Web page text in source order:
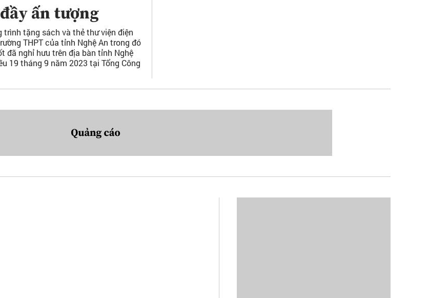
ấn tượng
tặng sách và thẻ thư viện điện
THPT của tỉnh Nghệ An trong đó
đã nghỉ hưu trên địa bàn tỉnh Nghệ
19 tháng 9 năm 2023 tại Tổng Công